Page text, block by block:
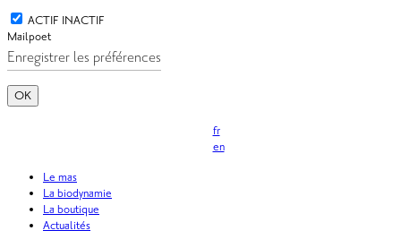
ACTIF INACTIF
Mailpoet
OK
fr
en
Le mas
La biodynamie
La boutique
Actualités